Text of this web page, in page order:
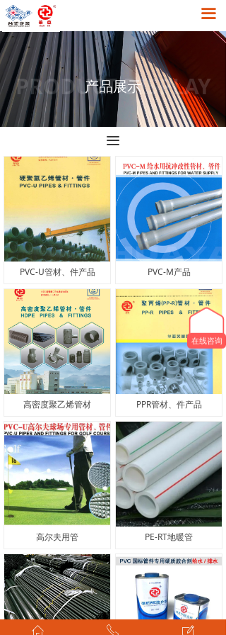
끀
首页
关于我们
产品中心
工程案例
在线留言
联系我们
PRODUCT DISPLAY
产品展示
PVC-U管材、件产品 PVC-M产品
高密度聚乙烯管材 PPR管材、件产品
高尔夫用管 PE-RT地暖管
끀
ꀇ ꂅ ꂐ
在线咨询